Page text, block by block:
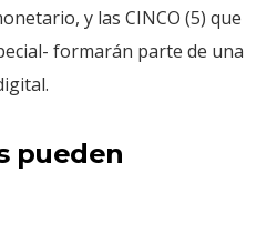
y las CINCO (5) que
formarán parte de una
pueden